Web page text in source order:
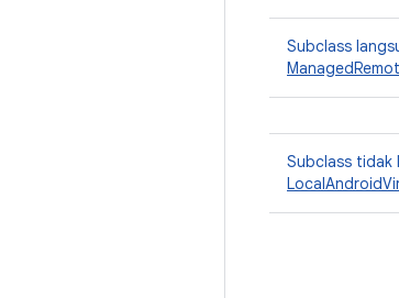
Subclass
Subclass tidak